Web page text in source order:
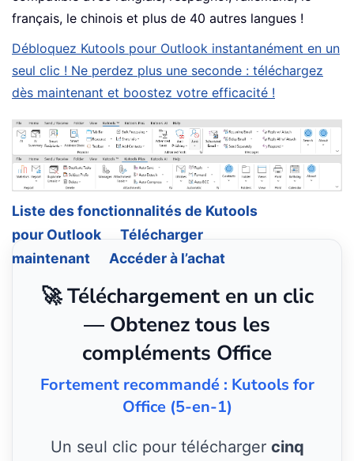
français, le chinois et plus de 40 autres langues !
Débloquez Kutools pour Outlook instantanément en un
seul clic ! Ne perdez plus une seconde : téléchargez
dès maintenant et boostez votre efficacité !
Liste des fonctionnalités de Kutools
pour Outlook
Télécharger
maintenant
Accéder à l’achat
🚀 Téléchargement en un clic
— Obtenez tous les
compléments Office
Fortement recommandé : Kutools for
Office (5-en-1)
Un seul clic pour télécharger cinq